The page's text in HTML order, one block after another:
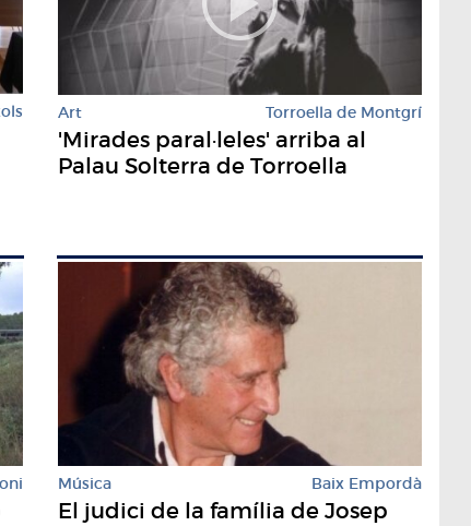
Art Torroella de Montgrí
'Mirades paral·leles' arriba al
Palau Solterra de Torroella
Música Baix Empordà
El judici de la família de Josep